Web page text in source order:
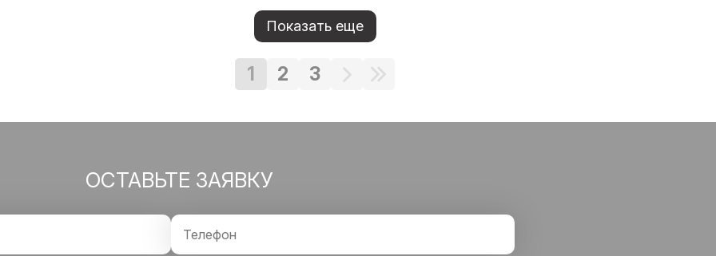
Показать еще
1 2 3
ОСТАВЬТЕ ЗАЯВКУ